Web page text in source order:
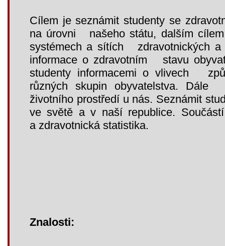
Cílem je seznámit studenty se
na úrovni našeho státu, dalším
systémech a sítích zdravotnických a
informace o zdravotním stavu
studenty informacemi o vlivech
různých skupin obyvatelstva.
životního prostředí u nás. Seznámit
ve světě a v naší republice.
a zdravotnická statistika.
Znalosti: